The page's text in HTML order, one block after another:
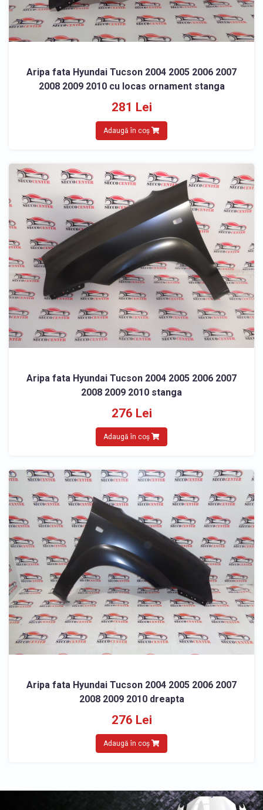
Aripa fata Hyundai Tucson 2004 2005 2006 2007
2008 2009 2010 cu locas ornament stanga
281 Lei
Adaugă în coș
Aripa fata Hyundai Tucson 2004 2005 2006 2007
2008 2009 2010 stanga
276 Lei
Adaugă în coș
Aripa fata Hyundai Tucson 2004 2005 2006 2007
2008 2009 2010 dreapta
276 Lei
Adaugă în coș